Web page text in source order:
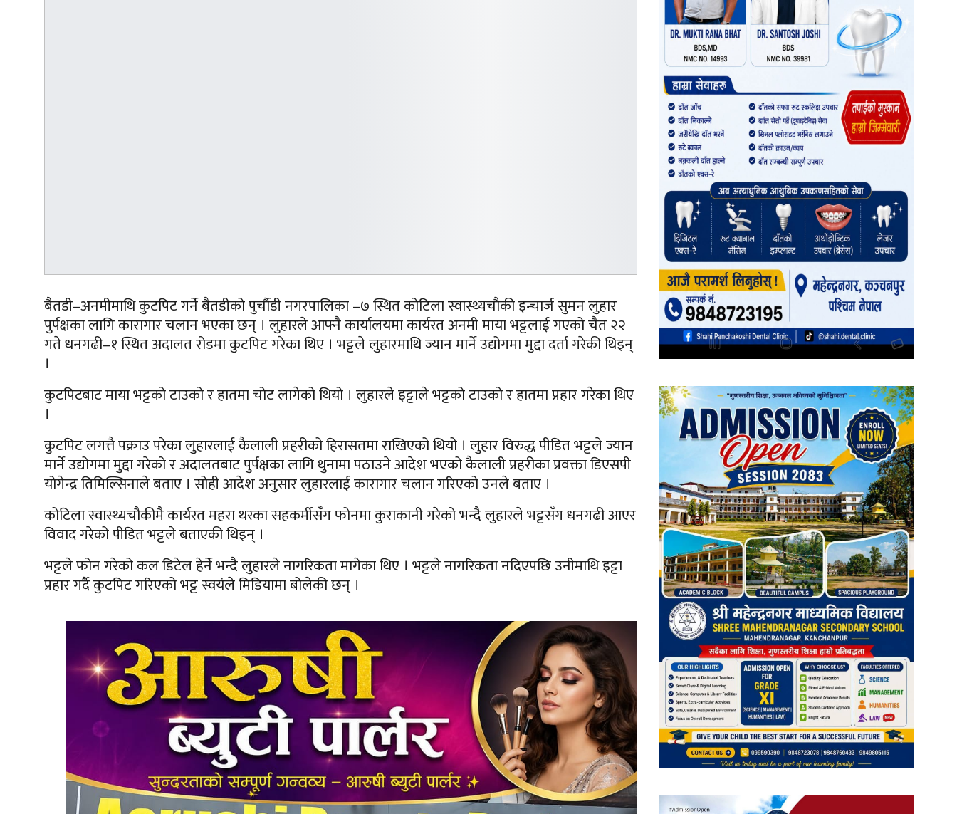
बैतडी–अनमीमाथि कुटपिट गर्ने बैतडीको पुर्चौडी नगरपालिका –७ स्थित कोटिला स्वास्थ्यचौकी इन्चार्ज सुमन लुहार
पुर्पक्षका लागि कारागार चलान भएका छन् । लुहारले आफ्नै कार्यालयमा कार्यरत अनमी माया भट्टलाई गएको चैत २२
गते धनगढी–१ स्थित अदालत रोडमा कुटपिट गरेका थिए । भट्टले लुहारमाथि ज्यान मार्ने उद्योगमा मुद्दा दर्ता गरेकी थिइन्
।
कुटपिटबाट माया भट्टको टाउको र हातमा चोट लागेको थियो । लुहारले इट्टाले भट्टको टाउको र हातमा प्रहार गरेका थिए
।
कुटपिट लगत्तै पक्राउ परेका लुहारलाई कैलाली प्रहरीको हिरासतमा राखिएको थियो । लुहार विरुद्ध पीडित भट्टले ज्यान
मार्ने उद्योगमा मुद्दा गरेको र अदालतबाट पुर्पक्षका लागि थुनामा पठाउने आदेश भएको कैलाली प्रहरीका प्रवक्ता डिएसपी
योगेन्द्र तिमिल्सिनाले बताए । सोही आदेश अनुुसार लुहारलाई कारागार चलान गरिएको उनले बताए ।
कोटिला स्वास्थ्यचौकीमै कार्यरत महरा थरका सहकर्मीसँग फोनमा कुराकानी गरेको भन्दै लुहारले भट्टसँग धनगढी आएर
विवाद गरेको पीडित भट्टले बताएकी थिइन् ।
भट्टले फोन गरेको कल डिटेल हेर्ने भन्दै लुहारले नागरिकता मागेका थिए । भट्टले नागरिकता नदिएपछि उनीमाथि इट्टा
प्रहार गर्दै कुटपिट गरिएको भट्ट स्वयंले मिडियामा बोलेकी छन् ।